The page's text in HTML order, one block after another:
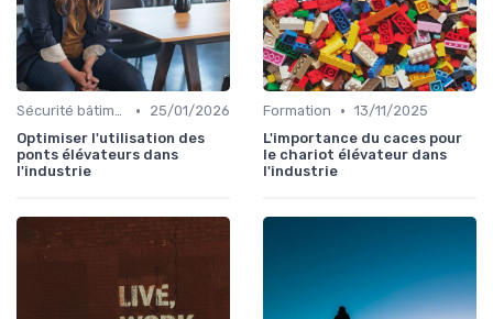
Sécurité bâtiments •
25/01/2026
Optimiser l'utilisation des
ponts élévateurs dans
l'industrie
Formation • 13/11/2025
L'importance du caces pour
le chariot élévateur dans
l'industrie